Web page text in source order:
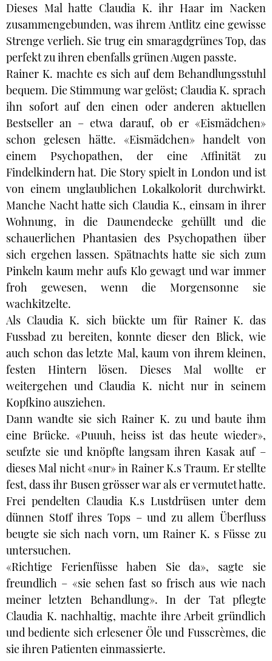
Dieses Mal hatte Claudia K. ihr Haar im Nacken
zusammengebunden, was ihrem Antlitz eine gewisse
Strenge verlieh. Sie trug ein smaragdgrünes Top, das
perfekt zu ihren ebenfalls grünen Augen passte.
Rainer K. machte es sich auf dem Behandlungsstuhl
bequem. Die Stimmung war gelöst; Claudia K. sprach
ihn sofort auf den einen oder anderen aktuellen
Bestseller an – etwa darauf, ob er «Eismädchen»
schon gelesen hätte. «Eismädchen» handelt von
einem Psychopathen, der eine Affinität zu
Findelkindern hat. Die Story spielt in London und ist
von einem unglaublichen Lokalkolorit durchwirkt.
Manche Nacht hatte sich Claudia K., einsam in ihrer
Wohnung, in die Daunendecke gehüllt und die
schauerlichen Phantasien des Psychopathen über
sich ergehen lassen. Spätnachts hatte sie sich zum
Pinkeln kaum mehr aufs Klo gewagt und war immer
froh gewesen, wenn die Morgensonne sie
wachkitzelte.
Als Claudia K. sich bückte um für Rainer K. das
Fussbad zu bereiten, konnte dieser den Blick, wie
auch schon das letzte Mal, kaum von ihrem kleinen,
festen Hintern lösen. Dieses Mal wollte er
weitergehen und Claudia K. nicht nur in seinem
Kopfkino ausziehen.
Dann wandte sie sich Rainer K. zu und baute ihm
eine Brücke. «Puuuh, heiss ist das heute wieder»,
seufzte sie und knöpfte langsam ihren Kasak auf –
dieses Mal nicht «nur» in Rainer K.s Traum. Er stellte
fest, dass ihr Busen grösser war als er vermutet hatte.
Frei pendelten Claudia K.s Lustdrüsen unter dem
dünnen Stoff ihres Tops – und zu allem Überfluss
beugte sie sich nach vorn, um Rainer K. s Füsse zu
untersuchen.
«Richtige Ferienfüsse haben Sie da», sagte sie
freundlich – «sie sehen fast so frisch aus wie nach
meiner letzten Behandlung». In der Tat pflegte
Claudia K. nachhaltig, machte ihre Arbeit gründlich
und bediente sich erlesener Öle und Fusscrèmes, die
sie ihren Patienten einmassierte.